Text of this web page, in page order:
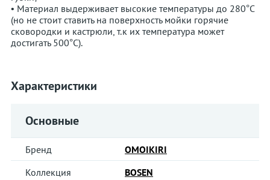
• Материал выдерживает высокие температуры до 280°С
(но не стоит ставить на поверхность мойки горячие
сковородки и кастрюли, т.к их температура может
достигать 500°С).
Характеристики
Основные
Бренд
OMOIKIRI
Коллекция
BOSEN